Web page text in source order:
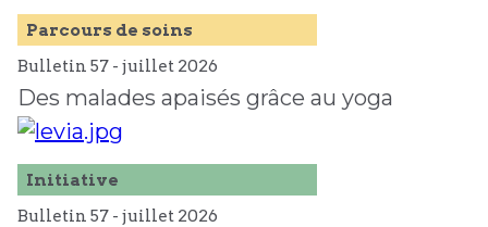
Parcours de soins
Bulletin 57 - juillet 2026
Des malades apaisés grâce au yoga
Initiative
Bulletin 57 - juillet 2026